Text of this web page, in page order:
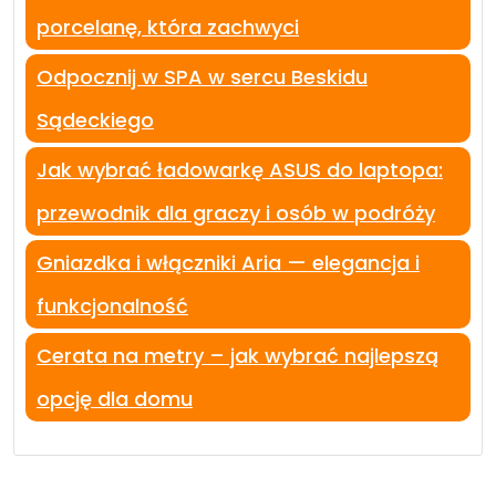
porcelanę, która zachwyci
Odpocznij w SPA w sercu Beskidu
Sądeckiego
Jak wybrać ładowarkę ASUS do laptopa:
przewodnik dla graczy i osób w podróży
Gniazdka i włączniki Aria — elegancja i
funkcjonalność
Cerata na metry – jak wybrać najlepszą
opcję dla domu